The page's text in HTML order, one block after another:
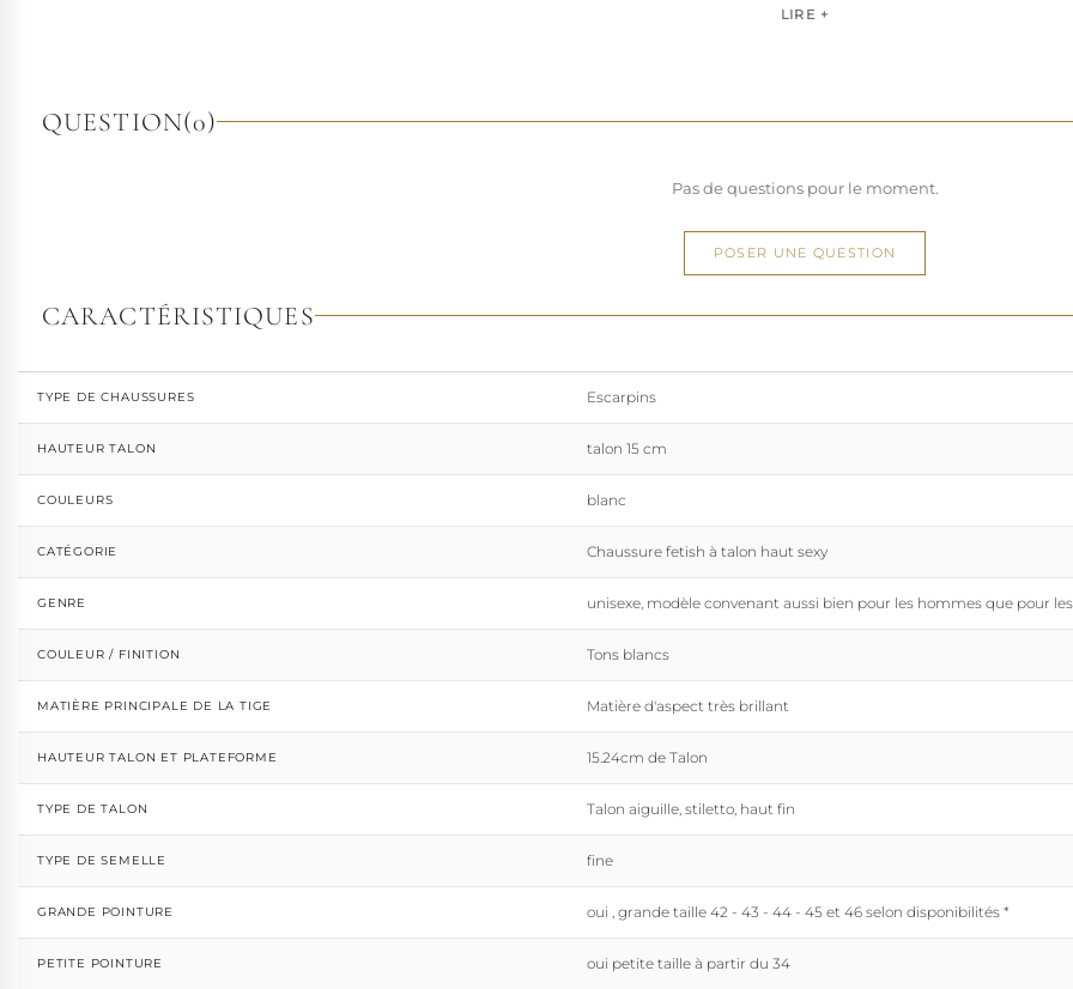
À l'écart du courant mainstream des grandes franchises de la mode, Pleaser propose des collections ultra féminines et des univers
LIRE +
QUESTION(0)
Pas de questions pour le moment.
POSER UNE QUESTION
CARACTÉRISTIQUES
TYPE DE CHAUSSURES Escarpins
HAUTEUR TALON talon 15 cm
COULEURS blanc
CATÉGORIE Chaussure fetish à talon haut sexy
GENRE unisexe, modèle convenant aussi bien pour les hommes que pour
COULEUR / FINITION Tons blancs
MATIÈRE PRINCIPALE DE LA TIGE Matière d'aspect très brillant
HAUTEUR TALON ET PLATEFORME 15.24cm de Talon
TYPE DE TALON Talon aiguille, stiletto, haut fin
TYPE DE SEMELLE fine
GRANDE POINTURE oui , grande taille 42 - 43 - 44 - 45 et 46 selon disponibilités *
PETITE POINTURE oui petite taille à partir du 34